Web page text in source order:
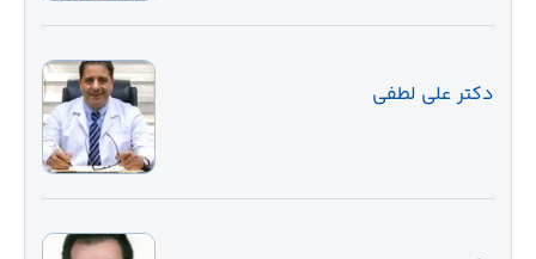
دکتر علی لطفی